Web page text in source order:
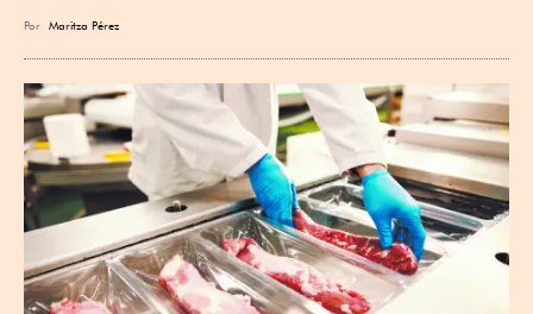
Por Maritza Pérez